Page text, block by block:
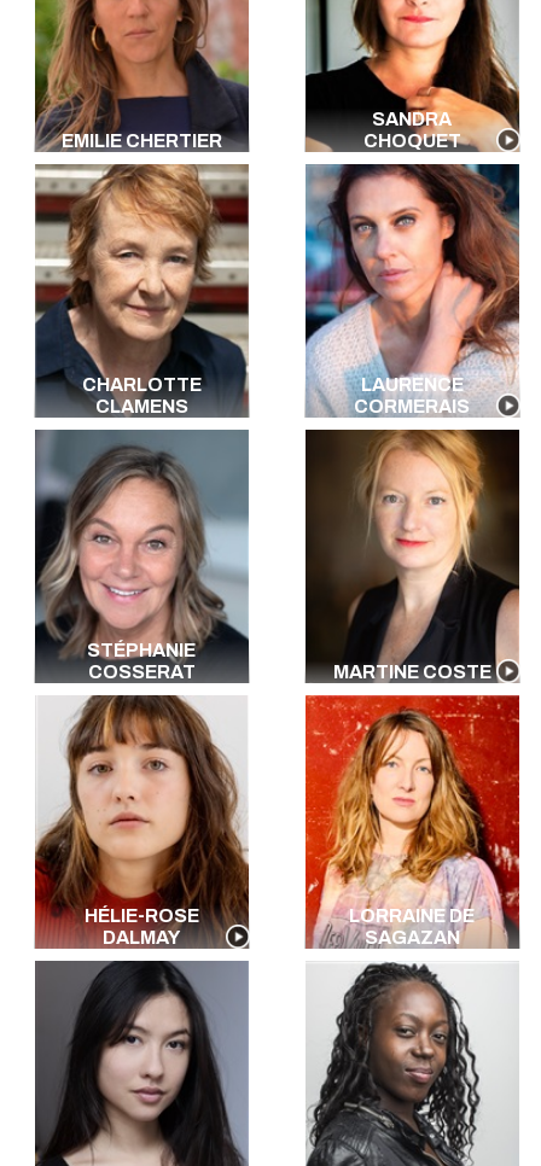
EMILIE CHERTIER
SANDRA
CHOQUET
CHARLOTTE
CLAMENS
LAURENCE
CORMERAIS
STÉPHANIE
COSSERAT
MARTINE COSTE
HÉLIE-ROSE
DALMAY
LORRAINE DE
SAGAZAN